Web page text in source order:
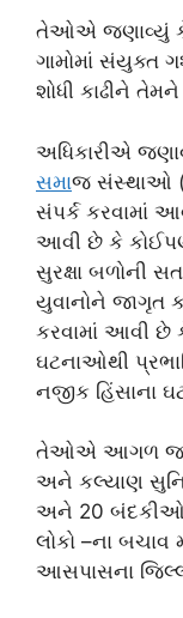
તેઓએ જણાવ્યું કે
ગામોમાં સંયુક્ત
શોધી કાઢીને તેમને
અધિકારીએ
સમાજ સંસ્થાઓ
સંપર્ક કરવામાં
આવી છે કે કોઈપણ
સુરક્ષા બળોની
યુવાનોને જાગૃત
કરવામાં આવી છે
ઘટનાઓથી
નજીક હિંસાના
તેઓએ આગળ
અને કલ્યાણ
અને 20 બંદકીઓ
લોકો –ના બચાવ
આસપાસના